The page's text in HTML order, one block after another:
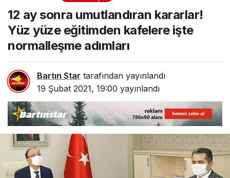
eğitimden kafelere işte
normalleşme adımları
12 ay sonra umutlandıran kararlar!
Yüz yüze eğitimden kafelere işte
normalleşme adımları
Bartın Star tarafından yayınlandı
19 Şubat 2021, 19:00 yayınlandı